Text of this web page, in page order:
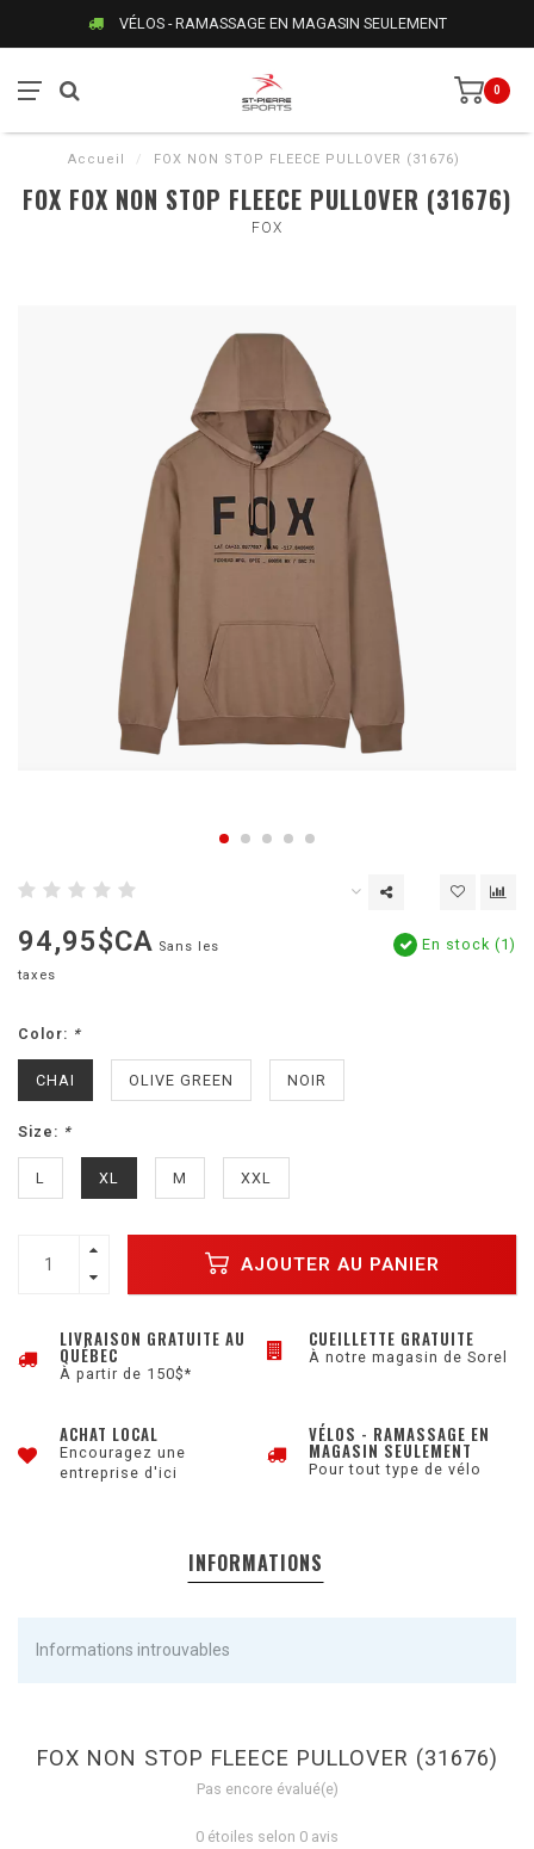
VÉLOS - RAMASSAGE EN MAGASIN SEULEMENT
0
Accueil / FOX NON STOP FLEECE PULLOVER (31676)
FOX FOX NON STOP FLEECE PULLOVER (31676)
FOX
94,95$CA Sans les
taxes
En stock (1)
Color: *
CHAI OLIVE GREEN NOIR
Size: *
L XL M XXL
AJOUTER AU PANIER
LIVRAISON GRATUITE AU
QUÉBEC
À partir de 150$*
CUEILLETTE GRATUITE
À notre magasin de Sorel
ACHAT LOCAL
Encouragez une
entreprise d'ici
VÉLOS - RAMASSAGE EN
MAGASIN SEULEMENT
Pour tout type de vélo
INFORMATIONS
Informations introuvables
FOX NON STOP FLEECE PULLOVER (31676)
Pas encore évalué(e)
0 étoiles selon 0 avis